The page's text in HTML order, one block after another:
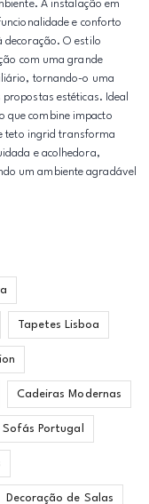
A instalação em
e conforto
O estilo
com uma grande
tornando-o uma
estéticas. Ideal
que combine impacto
teto ingrid transforma
e acolhedora,
um ambiente agradável
Tapetes Lisboa
Cadeiras Modernas
Sofás Portugal
Decoração de Salas